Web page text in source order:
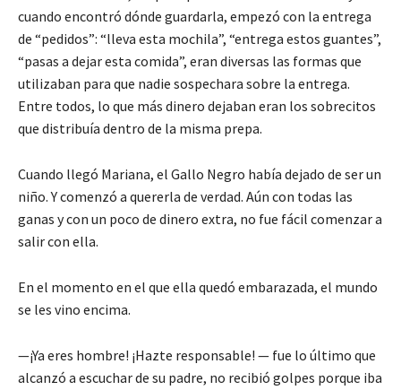
cuando encontró dónde guardarla, empezó con la entrega
de “pedidos”: “lleva esta mochila”, “entrega estos guantes”,
“pasas a dejar esta comida”, eran diversas las formas que
utilizaban para que nadie sospechara sobre la entrega.
Entre todos, lo que más dinero dejaban eran los sobrecitos
que distribuía dentro de la misma prepa.
Cuando llegó Mariana, el Gallo Negro había dejado de ser un
niño. Y comenzó a quererla de verdad. Aún con todas las
ganas y con un poco de dinero extra, no fue fácil comenzar a
salir con ella.
En el momento en el que ella quedó embarazada, el mundo
se les vino encima.
—¡Ya eres hombre! ¡Hazte responsable! — fue lo último que
alcanzó a escuchar de su padre, no recibió golpes porque iba